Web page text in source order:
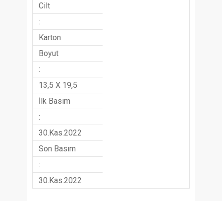
Cilt
:
Karton
Boyut
:
13,5 X 19,5
İlk Basım
:
30.Kas.2022
Son Basım
:
30.Kas.2022